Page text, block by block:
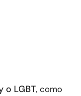
o LGBT, como